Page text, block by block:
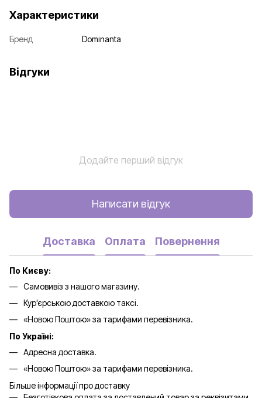
Характеристики
Бренд Dominanta
Відгуки
Додайте перший відгук
Написати відгук
Доставка Оплата Повернення
По Києву:
Самовивіз з нашого магазину.
Кур'єрською доставкою таксі.
«Новою Поштою» за тарифами перевізника.
По Україні:
Адресна доставка.
«Новою Поштою» за тарифами перевізника.
Більше інформації про доставку